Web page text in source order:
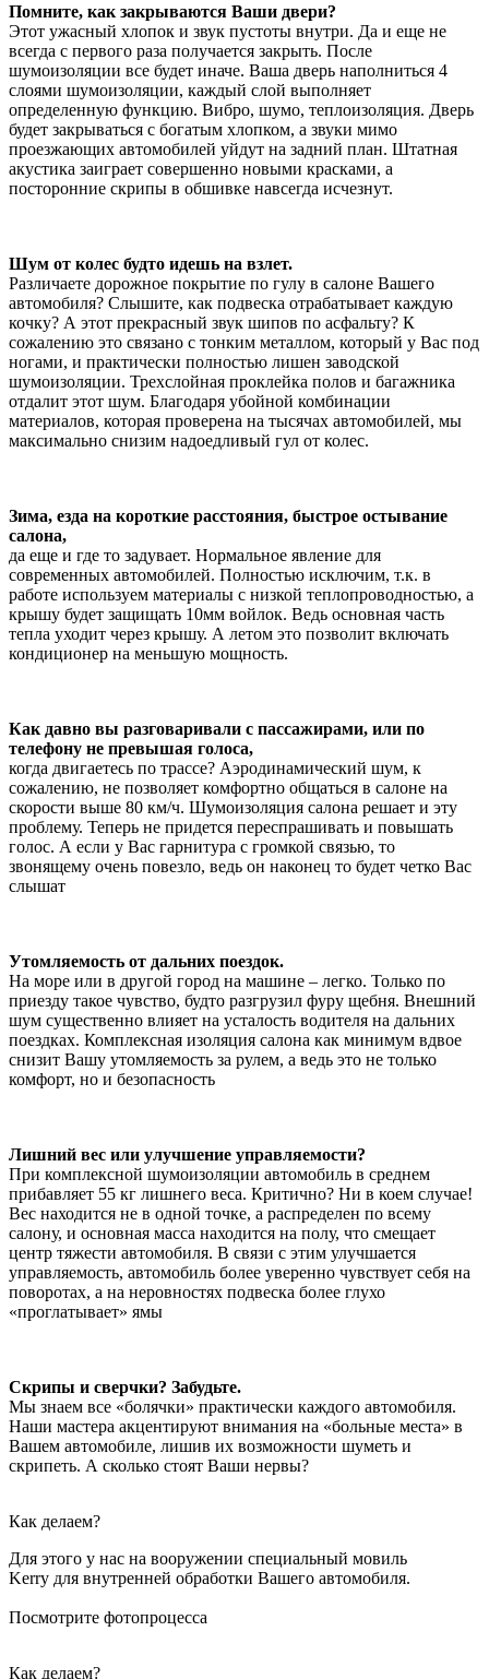
Помните, как закрываются Ваши двери?
Этот ужасный хлопок и звук пустоты внутри. Да и еще не
всегда с первого раза получается закрыть. После
шумоизоляции все будет иначе. Ваша дверь наполниться 4
слоями шумоизоляции, каждый слой выполняет
определенную функцию. Вибро, шумо, теплоизоляция. Дверь
будет закрываться с богатым хлопком, а звуки мимо
проезжающих автомобилей уйдут на задний план. Штатная
акустика заиграет совершенно новыми красками, а
посторонние скрипы в обшивке навсегда исчезнут.
Шум от колес будто идешь на взлет.
Различаете дорожное покрытие по гулу в салоне Вашего
автомобиля? Слышите, как подвеска отрабатывает каждую
кочку? А этот прекрасный звук шипов по асфальту? К
сожалению это связано с тонким металлом, который у Вас под
ногами, и практически полностью лишен заводской
шумоизоляции. Трехслойная проклейка полов и багажника
отдалит этот шум. Благодаря убойной комбинации
материалов, которая проверена на тысячах автомобилей, мы
максимально снизим надоедливый гул от колес.
Зима, езда на короткие расстояния, быстрое остывание
салона,
да еще и где то задувает. Нормальное явление для
современных автомобилей. Полностью исключим, т.к. в
работе используем материалы с низкой теплопроводностью, а
крышу будет защищать 10мм войлок. Ведь основная часть
тепла уходит через крышу. А летом это позволит включать
кондиционер на меньшую мощность.
Как давно вы разговаривали с пассажирами, или по
телефону не превышая голоса,
когда двигаетесь по трассе? Аэродинамический шум, к
сожалению, не позволяет комфортно общаться в салоне на
скорости выше 80 км/ч. Шумоизоляция салона решает и эту
проблему. Теперь не придется переспрашивать и повышать
голос. А если у Вас гарнитура с громкой связью, то
звонящему очень повезло, ведь он наконец то будет четко Вас
слышат
Утомляемость от дальних поездок.
На море или в другой город на машине – легко. Только по
приезду такое чувство, будто разгрузил фуру щебня. Внешний
шум существенно влияет на усталость водителя на дальних
поездках. Комплексная изоляция салона как минимум вдвое
снизит Вашу утомляемость за рулем, а ведь это не только
комфорт, но и безопасность
Лишний вес или улучшение управляемости?
При комплексной шумоизоляции автомобиль в среднем
прибавляет 55 кг лишнего веса. Критично? Ни в коем случае!
Вес находится не в одной точке, а распределен по всему
салону, и основная масса находится на полу, что смещает
центр тяжести автомобиля. В связи с этим улучшается
управляемость, автомобиль более уверенно чувствует себя на
поворотах, а на неровностях подвеска более глухо
«проглатывает» ямы
Скрипы и сверчки? Забудьте.
Мы знаем все «болячки» практически каждого автомобиля.
Наши мастера акцентируют внимания на «больные места» в
Вашем автомобиле, лишив их возможности шуметь и
скрипеть. А сколько стоят Ваши нервы?
Как делаем?
Для этого у нас на вооружении специальный мовиль
Kerry для внутренней обработки Вашего автомобиля.
Посмотрите фотопроцесса
Как делаем?